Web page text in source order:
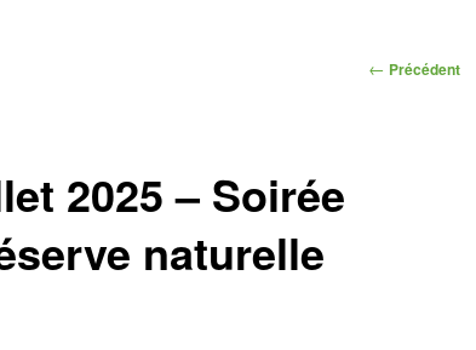
Navigation
← Précédent
2025 – Soirée
naturelle